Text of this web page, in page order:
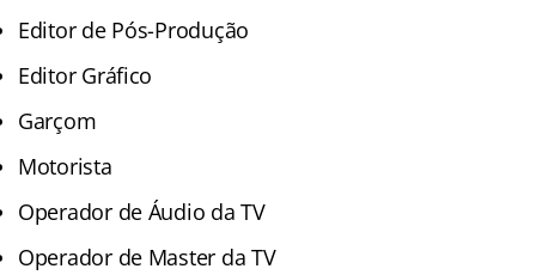
Editor de Pós-Produção
Editor Gráfico
Garçom
Motorista
Operador de Áudio da TV
Operador de Master da TV